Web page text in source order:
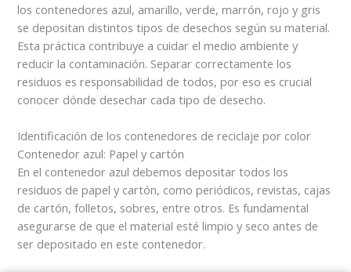
los contenedores azul, amarillo, verde, marrón, rojo y gris
se depositan distintos tipos de desechos según su material.
Esta práctica contribuye a cuidar el medio ambiente y
reducir la contaminación. Separar correctamente los
residuos es responsabilidad de todos, por eso es crucial
conocer dónde desechar cada tipo de desecho.
Identificación de los contenedores de reciclaje por color
Contenedor azul: Papel y cartón
En el contenedor azul debemos depositar todos los
residuos de papel y cartón, como periódicos, revistas, cajas
de cartón, folletos, sobres, entre otros. Es fundamental
asegurarse de que el material esté limpio y seco antes de
ser depositado en este contenedor.